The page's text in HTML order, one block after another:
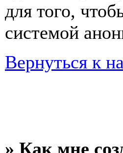
для того,
системой
Вернуться к
» Как мне